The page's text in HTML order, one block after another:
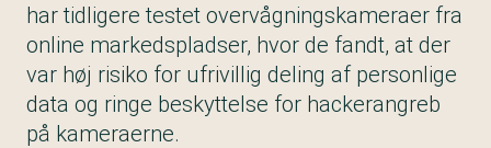
har tidligere testet overvågningskameraer fra
online markedspladser, hvor de fandt, at der
var høj risiko for ufrivillig deling af personlige
data og ringe beskyttelse for hackerangreb
på kameraerne.